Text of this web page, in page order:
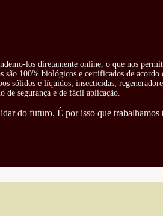
los diretamente online, o que nos
são 100% biológicos e certificados de
sólidos e líquidos, insecticidas,
de segurança e de fácil aplicação.
do futuro. É por isso que